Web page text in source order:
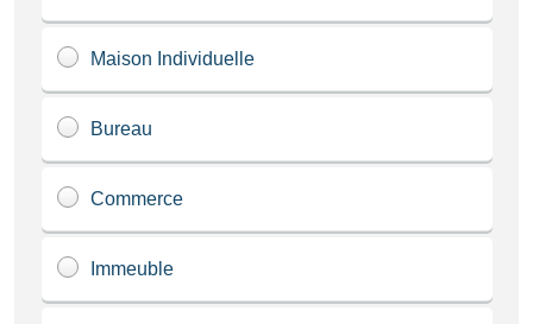
Maison Individuelle
Bureau
Commerce
Immeuble